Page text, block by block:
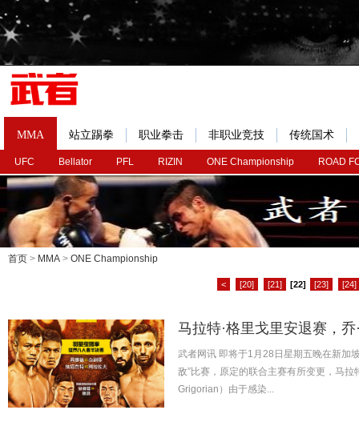
MMA
UFC Bellator PFL RIZIN ONE Championship ROAD
站立踢拳 职业拳击 非职业竞技 传统国术
首页 > MMA > ONE Championship
< [20] [21] [22] [23] [24]
马拉特·格里戈里安退赛，
武者网讯 即将于1月28日星期五晚在新加
敌”比赛，原定的联合主赛有所变更，马
Grigorian）由于感染...